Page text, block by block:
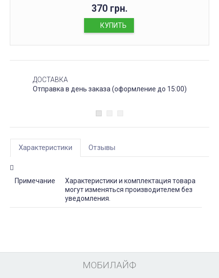
370 грн.
КУПИТЬ
ДОСТАВКА
Отправка в день заказа (оформление до 15:00)
Характеристики Отзывы
Примечание
Характеристики и комплектация товара
могут изменяться производителем без
уведомления.
МОБИЛАЙФ